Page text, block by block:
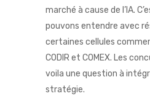
marché à cause de l’IA.
pouvons entendre avec
certaines cellules
CODIR et COMEX. Les
voila une question à
stratégie.